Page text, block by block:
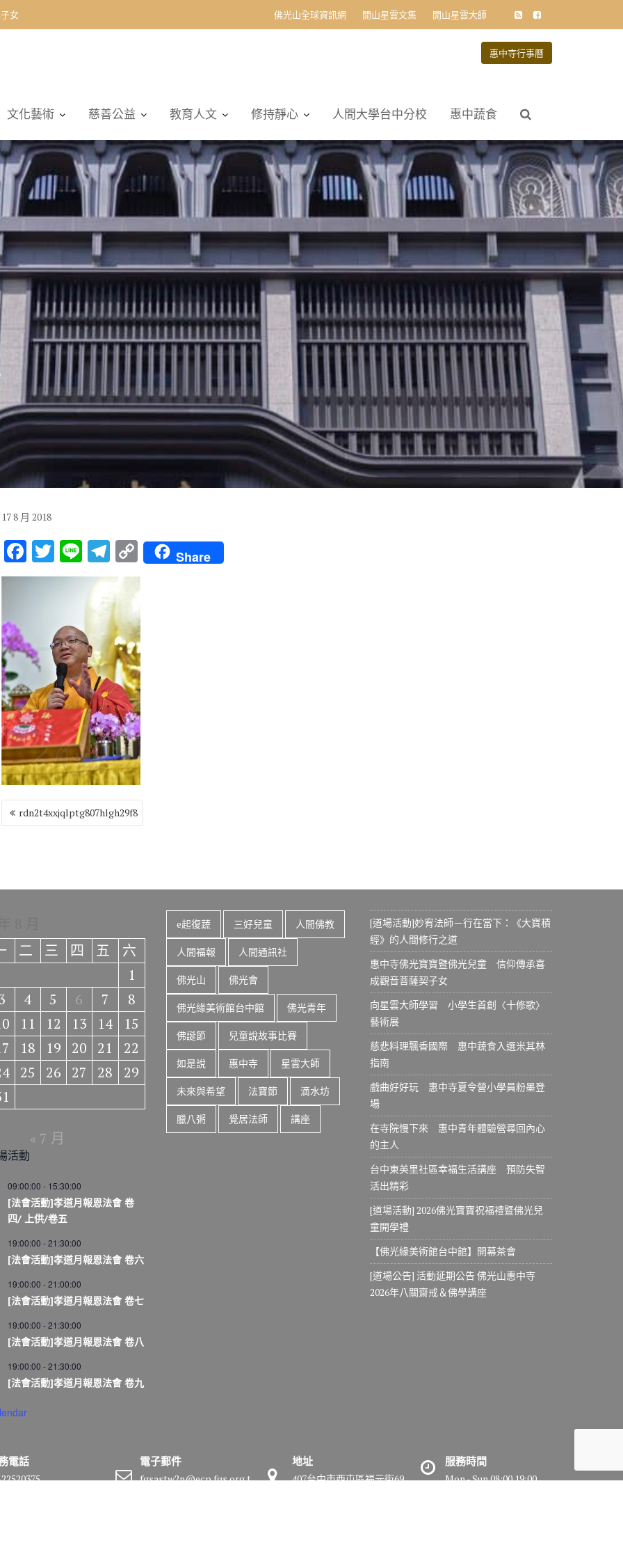
女 佛光山全球資訊網 開山星雲文集 開山星雲大師
惠中寺行事曆
文化藝術 慈善公益 教育人文 修持靜心 人間大學台中分校 惠中蔬食
178 月 2018
F
ac
o
o
k
T
w
te
r
Li
n
e
T
el
e
gr
a
m
C
o
p
y
Li
n
k
Share
文
章
rdn2t4xxjqlptg807hlgh29f8
二 三 四 五
六
1
4 5 6 7
8
11 12 13 14
15
18 19 20 21
22
25 26 27 28
29
« 7 月
活動
09:00:00 - 15:30:00
[法會活動]孝道月報恩法會 卷
四/ 上供/卷五
19:00:00 -21:30:00
[法會活動]孝道月報恩法會 卷六
19:00:00 -21:00:00
[法會活動]孝道月報恩法會 卷七
19:00:00 -21:30:00
[法會活動]孝道月報恩法會 卷八
19:00:00 -21:30:00
[法會活動]孝道月報恩法會 卷九
e起復蔬 三好兒童 人間佛教
人間福報 人間通訊社
佛光山 佛光會
佛光緣美術館台中館 佛光青年
佛誕節 兒童說故事比賽
如是說 惠中寺 星雲大師
未來與希望 法寶節 滴水坊
臘八粥 覺居法師 講座
[道場活動]妙宥法師－行在當下：《大寶積
經》的人間修行之道
惠中寺佛光寶寶暨佛光兒童 信仰傳承喜
成觀音菩薩契子女
向星雲大師學習 小學生首創〈十修歌〉
藝術展
慈悲料理飄香國際 惠中蔬食入選米其林
指南
戲曲好好玩 惠中寺夏令營小學員粉墨登
場
在寺院慢下來 惠中青年體驗營尋回內心
的主人
台中東英里社區幸福生活講座 預防失智
活出精彩
[道場活動] 2026佛光寶寶祝福禮暨佛光兒
童開學禮
【佛光緣美術館台中館】開幕茶會
[道場公告] 活動延期公告 佛光山惠中寺
2026年八關齋戒＆佛學講座
電話
電子郵件
fgsastw2n@ecp.fgs.org.t
地址
407台中市西屯區福元街69
服務時間
Mon - Sun 08:00 19:00